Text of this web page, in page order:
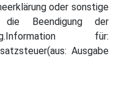
oder sonstige
Beendigung der
für:
Ausgabe